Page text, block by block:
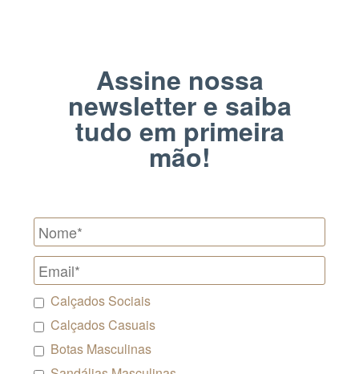
Assine nossa
newsletter e saiba
tudo em primeira
mão!
Calçados Sociais
Calçados Casuais
Botas Masculinas